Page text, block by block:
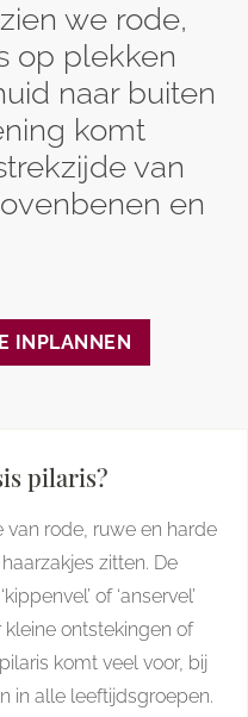
we rode,
op plekken
naar buiten
komt
van
en
INPLANNEN
pilaris?
van rode, ruwe en harde
zitten. De
of ‘anservel’
ontstekingen of
komt veel voor, bij
in alle leeftijdsgroepen.